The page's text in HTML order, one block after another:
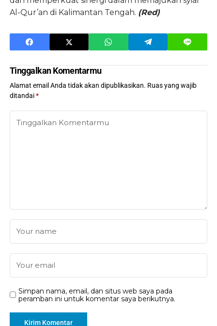
Al-Qur’an di Kalimantan Tengah. (Red)
Tinggalkan Komentarmu
Alamat email Anda tidak akan dipublikasikan. Ruas yang wajib
ditandai*
Simpan nama, email, dan situs web saya pada
peramban ini untuk komentar saya berikutnya.